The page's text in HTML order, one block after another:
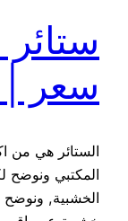
سعر |
الستائر هي من
المكتبي ونوضح
الخشبية, ونوضح